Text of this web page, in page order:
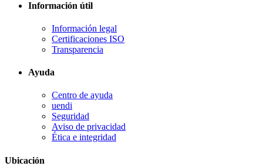
Información útil
Información legal
Certificaciones ISO
Transparencia
Ayuda
Centro de ayuda
uendi
Seguridad
Aviso de privacidad
Ética e integridad
Ubicación